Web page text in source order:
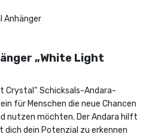
Anhänger
„White Light
Crystal“ Schicksals-Andara-
für Menschen die neue Chancen
nutzen möchten. Der Andara hilft
dein Potenzial zu erkennen